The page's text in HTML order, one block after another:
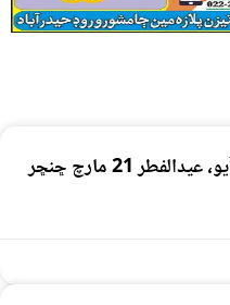
پاڪستان ۾ شوال جو چنڊ نظر نه آيو، عيدالفطر 21 مارچ ڇنڇر